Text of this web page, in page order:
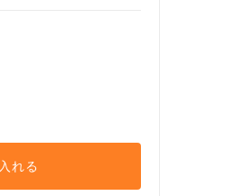
れる